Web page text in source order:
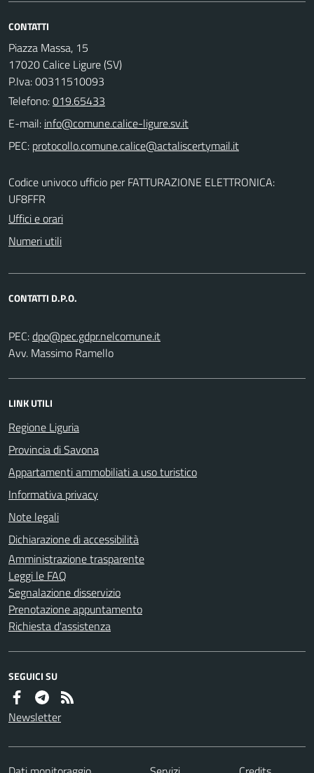
CONTATTI
Piazza Massa, 15
17020 Calice Ligure (SV)
P.Iva: 00311510093
Telefono:019.65433
E-mail:
PEC:
Codice univoco ufficio per FATTURAZIONE ELETTRONICA:
UF8FFR
Uffici e orari
Numeri utili
CONTATTI D.P.O.
PEC:
Avv. Massimo Ramello
LINK UTILI
Regione Liguria
Provincia di Savona
Appartamenti ammobiliati a uso turistico
Informativa privacy
Note legali
Dichiarazione di accessibilità
Amministrazione trasparente
Leggi le FAQ
Segnalazione disservizio
Prenotazione appuntamento
Richiesta d'assistenza
SEGUICI SU
Newsletter